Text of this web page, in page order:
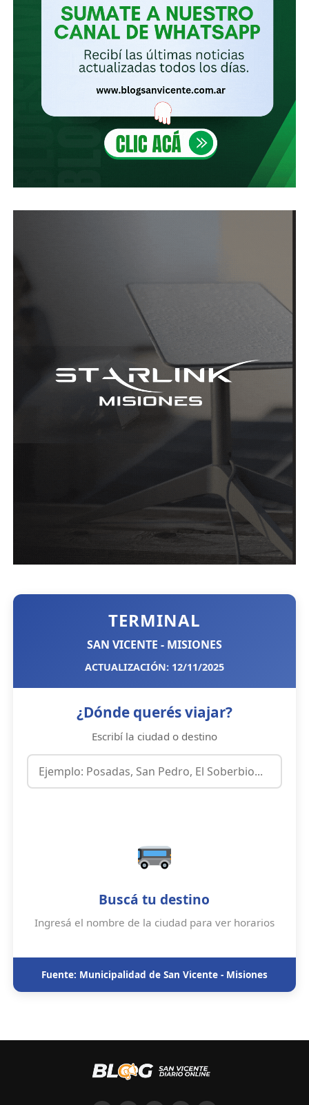
TERMINAL
SAN VICENTE - MISIONES
ACTUALIZACIÓN: 12/11/2025
¿Dónde querés viajar?
Escribí la ciudad o destino
Buscá tu destino
Ingresá el nombre de la ciudad para ver horarios
Fuente: Municipalidad de San Vicente - Misiones